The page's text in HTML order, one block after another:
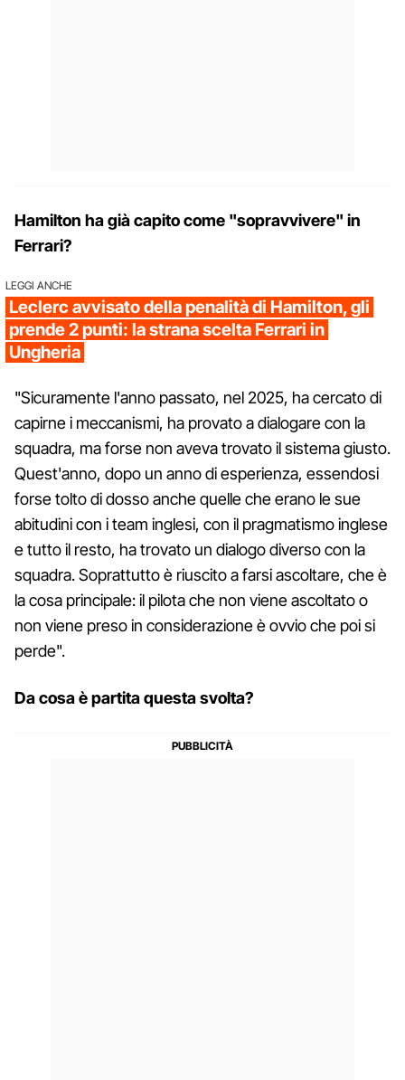
Hamilton ha già capito come "sopravvivere" in
Ferrari?
LEGGI ANCHE
Leclerc avvisato della penalità di Hamilton, gli
prende 2 punti: la strana scelta Ferrari in
Ungheria
"Sicuramente l'anno passato, nel 2025, ha cercato di
capirne i meccanismi, ha provato a dialogare con la
squadra, ma forse non aveva trovato il sistema giusto.
Quest'anno, dopo un anno di esperienza, essendosi
forse tolto di dosso anche quelle che erano le sue
abitudini con i team inglesi, con il pragmatismo inglese
e tutto il resto, ha trovato un dialogo diverso con la
squadra. Soprattutto è riuscito a farsi ascoltare, che è
la cosa principale: il pilota che non viene ascoltato o
non viene preso in considerazione è ovvio che poi si
perde".
Da cosa è partita questa svolta?